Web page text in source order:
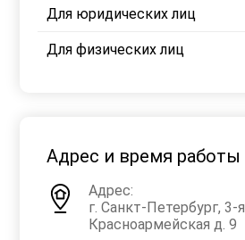
Для юридических лиц
Для физических лиц
Адрес и время работы
Адрес:
г. Санкт-Петербург, 3-я
Красноармейская д. 9